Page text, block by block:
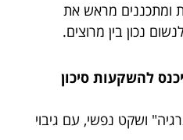
ומתכננים מראש את
נכון בין מרוצים.
להשקעות סיכון
ושקט נפשי, עם גיבוי